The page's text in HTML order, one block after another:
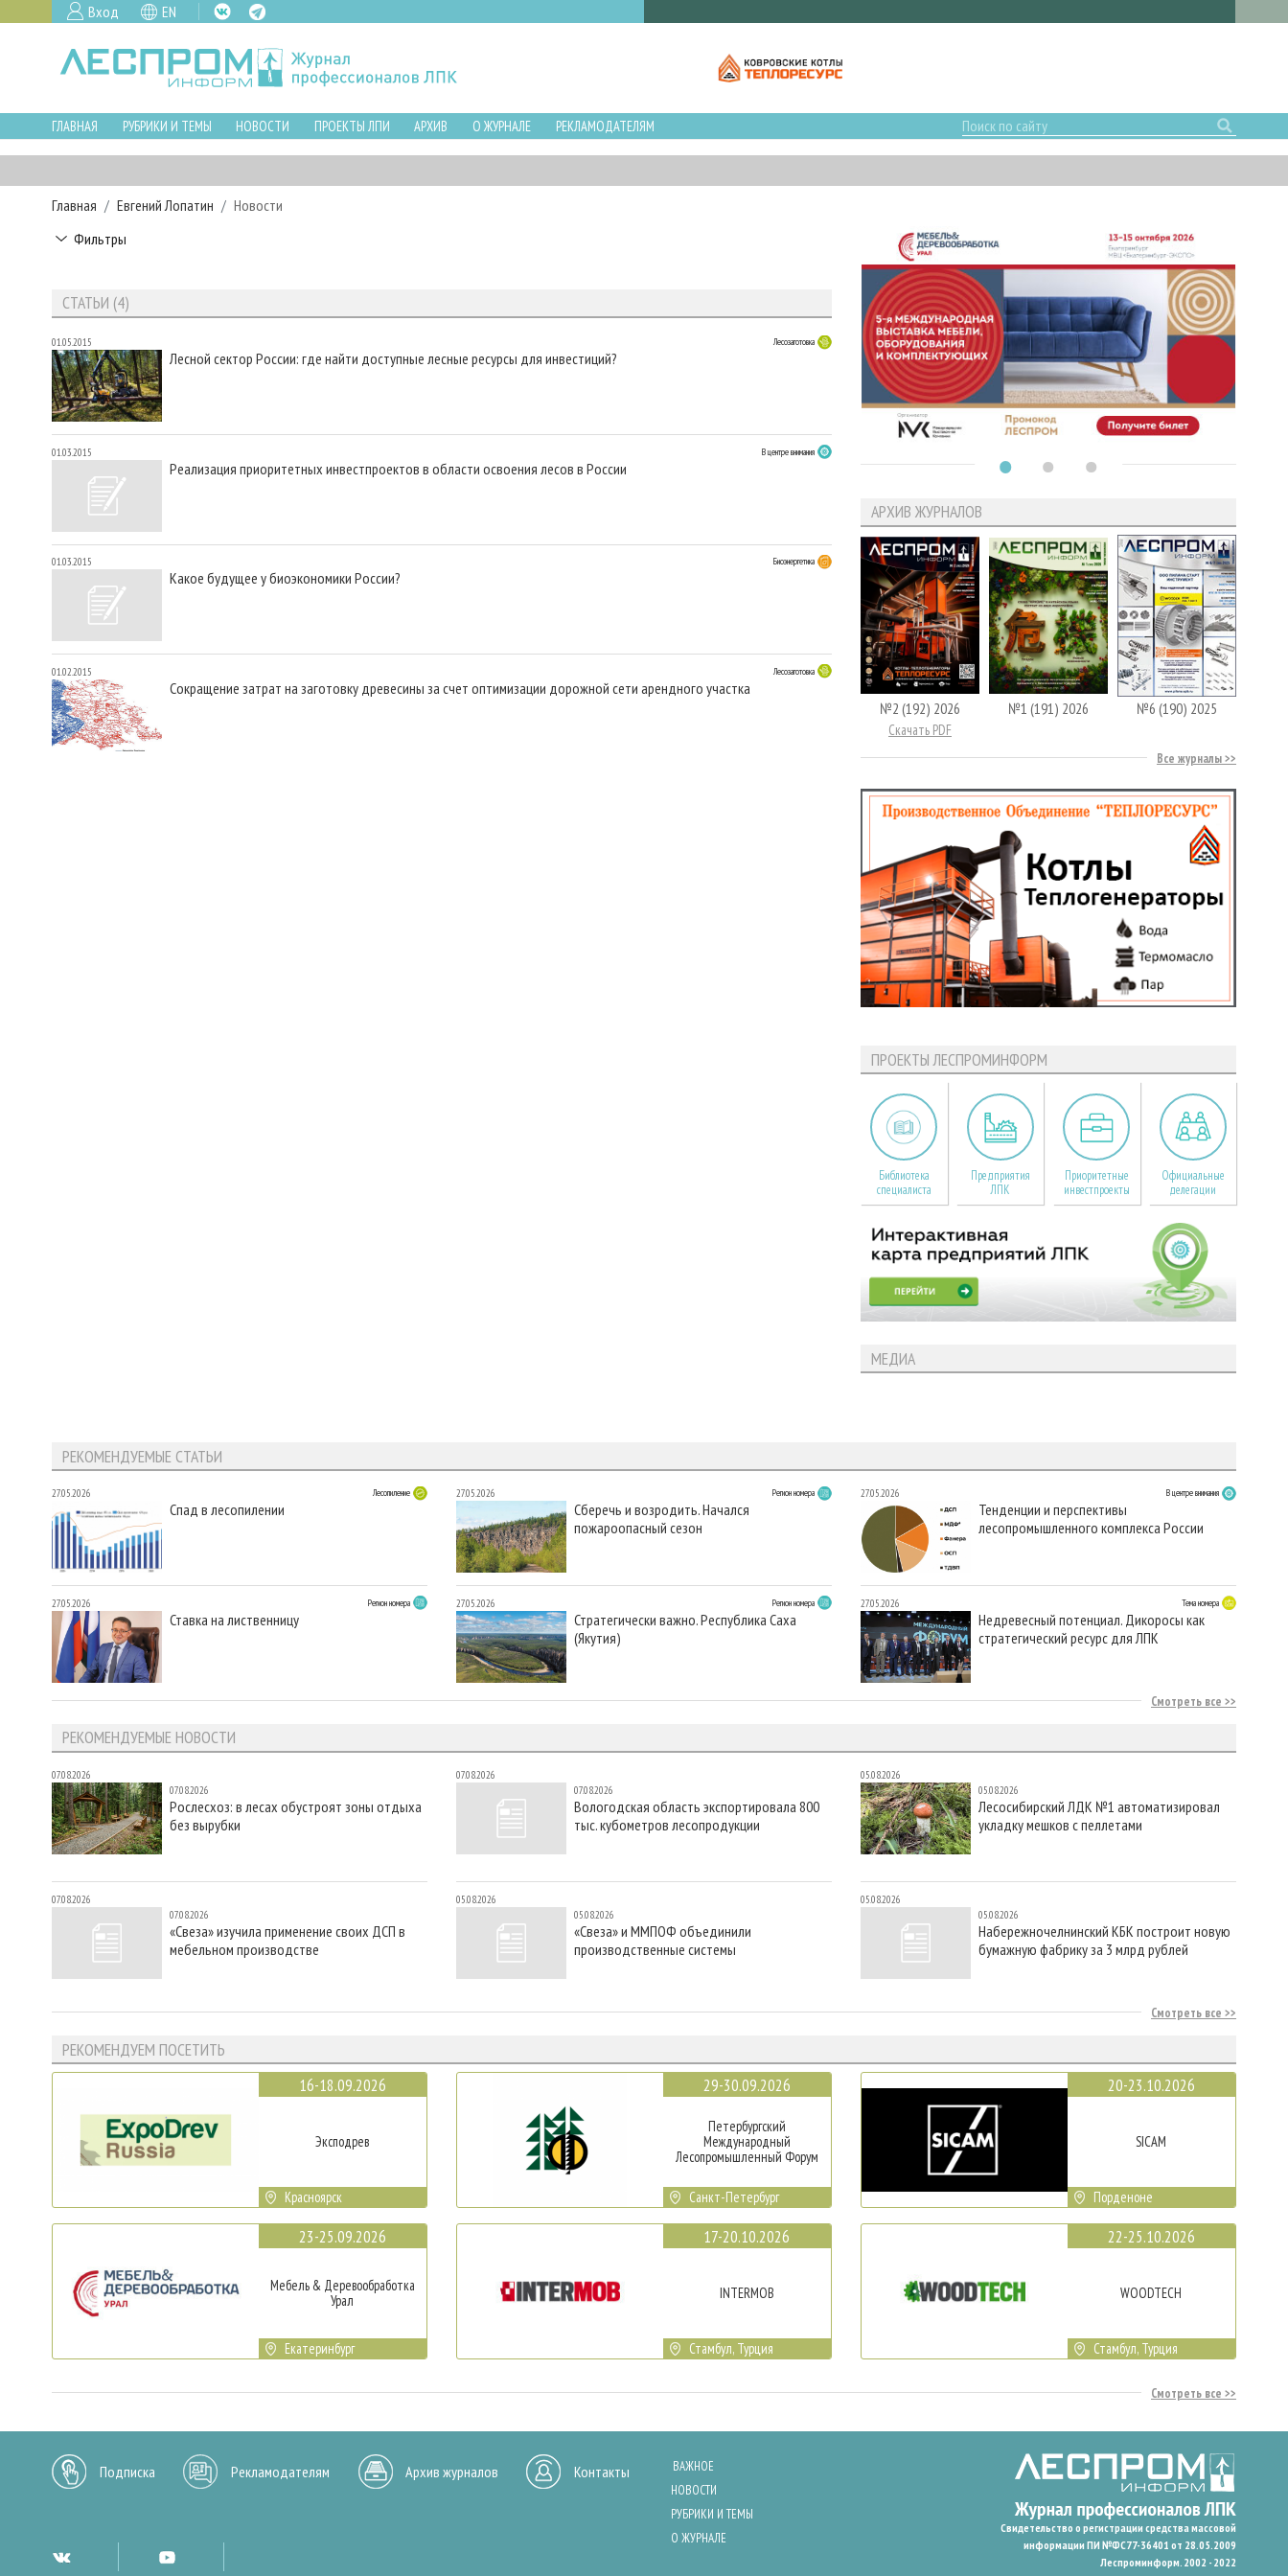
Вход EN
ГЛАВНАЯ РУБРИКИ И ТЕМЫ НОВОСТИ ПРОЕКТЫ ЛПИ АРХИВ О ЖУРНАЛЕ РЕКЛАМОДАТЕЛЯМ
Главная Евгений Лопатин
Новости
Фильтры
СТАТЬИ (4)
01.05.2015 Лесозаготовка
Лесной сектор России: где найти доступные лесные ресурсы для инвестиций?
01.03.2015 В центре внимания
Реализация приоритетных инвестпроектов в области освоения лесов в России
01.03.2015 Биоэнергетика
Какое будущее у биоэкономики России?
01.02.2015 Лесозаготовка
Сокращение затрат на заготовку древесины за счет оптимизации дорожной сети арендного участка
АРХИВ ЖУРНАЛОВ
№2 (192) 2026
Скачать PDF
№1 (191) 2026 №6 (190) 2025
Все журналы
ПРОЕКТЫ ЛЕСПРОМИНФОРМ
Библиотека
специалиста
Предприятия
ЛПК
Приоритетные
инвестпроекты
Официальные
делегации
МЕДИА
РЕКОМЕНДУЕМЫЕ СТАТЬИ
27.05.2026 Лесопиление
Спад в лесопилении
27.05.2026 Регион номера
Ставка на лиственницу
27.05.2026 Регион номера
Сберечь и возродить. Начался
пожароопасный сезон
27.05.2026 Регион номера
Стратегически важно. Республика Саха
(Якутия)
27.05.2026 В центре внимания
Тенденции и перспективы
лесопромышленного комплекса России
27.05.2026 Тема номера
Недревесный потенциал. Дикоросы как
стратегический ресурс для ЛПК
Смотреть все
РЕКОМЕНДУЕМЫЕ НОВОСТИ
07.08.2026
07.08.2026
Рослесхоз: в лесах обустроят зоны отдыха
без вырубки
07.08.2026
07.08.2026
«Свеза» изучила применение своих ДСП в
мебельном производстве
07.08.2026
07.08.2026
Вологодская область экспортировала 800
тыс. кубометров лесопродукции
05.08.2026
05.08.2026
«Свеза» и ММПОФ объединили
производственные системы
05.08.2026
05.08.2026
Лесосибирский ЛДК №1 автоматизировал
укладку мешков с пеллетами
05.08.2026
05.08.2026
Набережночелнинский КБК построит новую
бумажную фабрику за 3 млрд рублей
Смотреть все
РЕКОМЕНДУЕМ ПОСЕТИТЬ
16-18.09.2026
Эксподрев
Красноярск
23-25.09.2026
Мебель & Деревообработка
Урал
Екатеринбург
29-30.09.2026
Петербургский
Международный
Лесопромышленный Форум
Санкт-Петербург
17-20.10.2026
INTERMOB
Стамбул, Турция
20-23.10.2026
SICAM
Порденоне
22-25.10.2026
WOODTECH
Стамбул, Турция
Смотреть все
Подписка Рекламодателям Архив журналов Контакты
ВАЖНОЕ
НОВОСТИ
РУБРИКИ И ТЕМЫ
О ЖУРНАЛЕ
Свидетельство о регистрации средства массовой
информации ПИ №ФС77-36401 от 28.05.2009
Леспроминформ. 2002 - 2022